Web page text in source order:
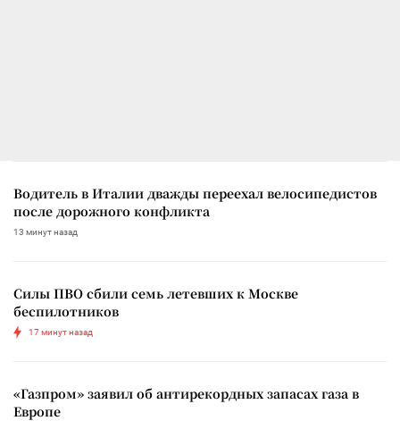
Водитель в Италии дважды переехал велосипедистов
после дорожного конфликта
13 минут назад
Силы ПВО сбили семь летевших к Москве
беспилотников
17 минут назад
«Газпром» заявил об антирекордных запасах газа в
Европе